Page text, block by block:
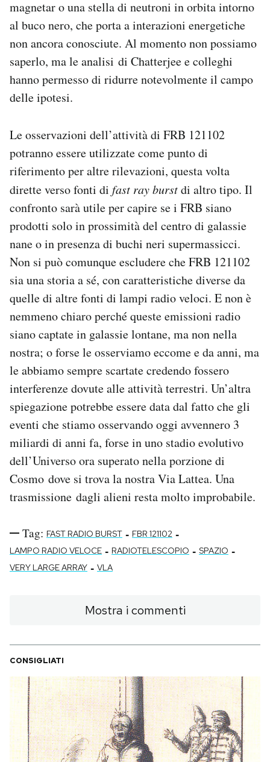
magnetar o una stella di neutroni in orbita intorno
al buco nero, che porta a interazioni energetiche
non ancora conosciute. Al momento non possiamo
saperlo, ma le analisi di Chatterjee e colleghi
hanno permesso di ridurre notevolmente il campo
delle ipotesi.
Le osservazioni dell’attività di FRB 121102
potranno essere utilizzate come punto di
riferimento per altre rilevazioni, questa volta
dirette verso fonti di fast ray burstdi altro tipo. Il
confronto sarà utile per capire se i FRB siano
prodotti solo in prossimità del centro di galassie
nane o in presenza di buchi neri supermassicci.
Non si può comunque escludere che FRB 121102
sia una storia a sé, con caratteristiche diverse da
quelle di altre fonti di lampi radio veloci. E non è
nemmeno chiaro perché queste emissioni radio
siano captate in galassie lontane, ma non nella
nostra; o forse le osserviamo eccome e da anni, ma
le abbiamo sempre scartate credendo fossero
interferenze dovute alle attività terrestri. Un’altra
spiegazione potrebbe essere data dal fatto che gli
eventi che stiamo osservando oggi avvennero 3
miliardi di anni fa, forse in uno stadio evolutivo
dell’Universo ora superato nella porzione di
Cosmo dove si trova la nostra Via Lattea. Una
trasmissione dagli alieni resta molto improbabile.
Tag: FAST RADIO BURST - FBR 121102 -
LAMPO RADIO VELOCE - RADIOTELESCOPIO - SPAZIO -
VERY LARGE ARRAY - VLA
Mostra i commenti
CONSIGLIATI